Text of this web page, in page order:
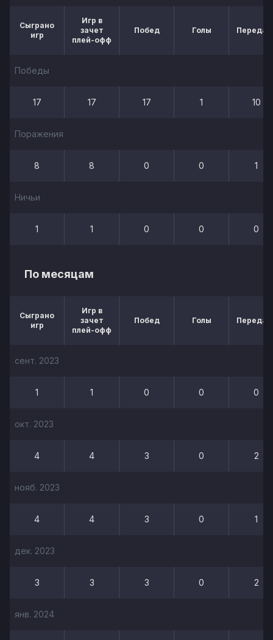
Сыграно
игр
Игр в
зачет
плей-офф
Побед Голы
Победы
17 17 17 1 10
Поражения
8 8 0 0 1
Ничьи
1 1 0 0 0
По месяцам
Сыграно
игр
Игр в
зачет
плей-офф
Побед Голы
сент. 2023
1 1 0 0 0
окт. 2023
4 4 3 0 2
нояб. 2023
4 4 3 0 1
дек. 2023
3 3 3 0 2
янв. 2024